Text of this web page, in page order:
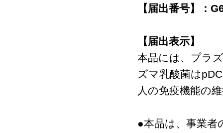
【届出番号】：
【届出表示】
本品には、プラ
ズマ乳酸菌は
人の免疫機能の
●本品は、事業者